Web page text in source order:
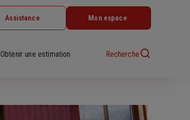
Assistance Mon espace
Obtenir une estimation Recherche